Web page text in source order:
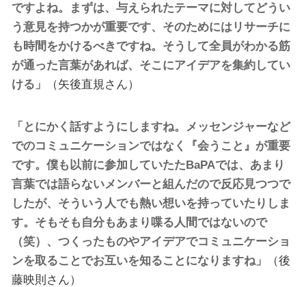
ですよね。まずは、与えられたテーマに対してどうい
う意見を持つかが重要です、そのためにはリサーチに
も時間をかけるべきですね。そうして全員がわかる筋
が通った言葉があれば、そこにアイデアを集約してい
ける」
（矢後直規さん）
「とにかく話すようにしますね。メッセンジャーなど
でのコミュニケーションではなく『会うこと』が重要
です。僕も以前に参加していたたBaPAでは、あまり
言葉では語らないメンバーと組んだので反応見つつで
したが、そういう人でも熱い想いを持っていたりしま
す。そもそも自分もあまり喋る人間ではないので
（笑）、つくったものやアイデアでコミュニケーショ
ンを取ることでお互いを知ることになりますね」
（後
藤映則さん）